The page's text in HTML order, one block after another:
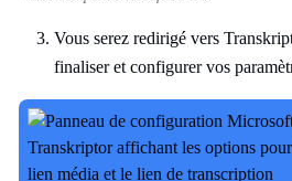
Vous serez redirigé vers
finaliser et configurer vos